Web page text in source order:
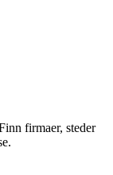
firmaer, steder